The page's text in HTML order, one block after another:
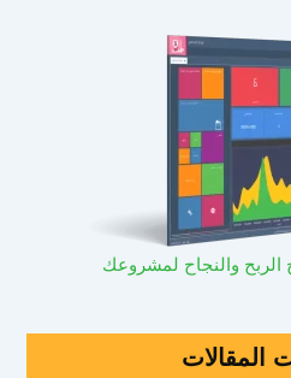
الربح والنجاح لمشروعك
المقالات